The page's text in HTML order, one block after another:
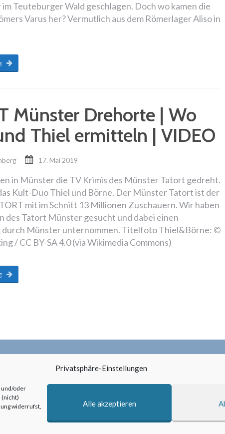
Privatsphäre-Einstellungen
und/oder
(nicht)
widerrufst,
Alle akzeptieren
im Teuteburger Wald geschlagen. Doch wo kamen die
Varus her? Vermutlich aus dem Römerlager Aliso in
Münster Drehorte | Wo
Thiel ermitteln | VIDEO
17. Mai 2019
in Münster die TV Krimis des Münster Tatort gedreht.
Kult-Duo Thiel und Börne. Der Münster Tatort ist der
mit im Schnitt 13 Millionen Zuschauern. Wir haben
des Tatort Münster gesucht und dabei einen
durch Münster unternommen. Titelfoto Thiel&Börne: ©
/ CC BY-SA 4.0 (via Wikimedia Commons)